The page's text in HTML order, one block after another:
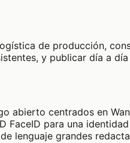
de producción,
y publicar día a
abierto centrados en
FaceID para una
lenguaje grandes